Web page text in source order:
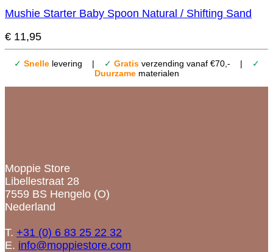
Mushie Starter Baby Spoon Natural / Shifting Sand
€ 11,95
✓ Snellelevering | ✓ Gratisverzending vanaf €70,- |
✓
Duurzamematerialen
Moppie Store
Libellestraat 28
7559 BS Hengelo (O)
Nederland
T. +31 (0) 6 83 25 22 32
E. info@moppiestore.com